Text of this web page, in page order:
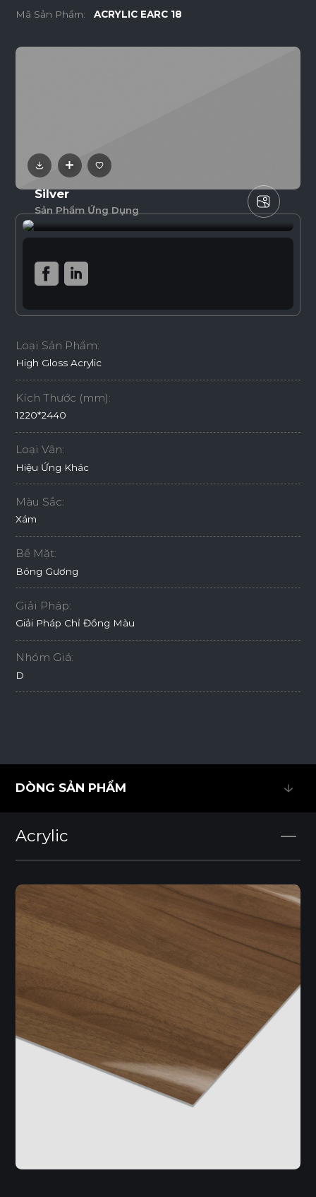
Mã Sản Phẩm: ACRYLIC EARC 18
Silver
Sản Phẩm Ứng Dụng
Loại Sản Phẩm:
High Gloss Acrylic
Kích Thước (mm):
1220*2440
Loại Vân:
Hiệu Ứng Khác
Màu Sắc:
Xám
Bề Mặt:
Bóng Gương
Giải Pháp:
Giải Pháp Chỉ Đồng Màu
Nhóm Giá:
D
DÒNG SẢN PHẨM
Acrylic